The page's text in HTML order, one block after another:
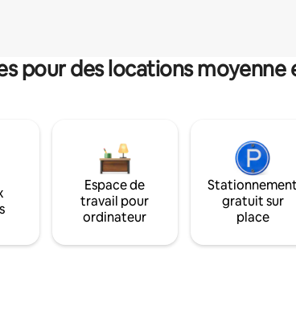
pour des locations moyenne
Espace de
travail pour
ordinateur
Stationnement
gratuit sur
place